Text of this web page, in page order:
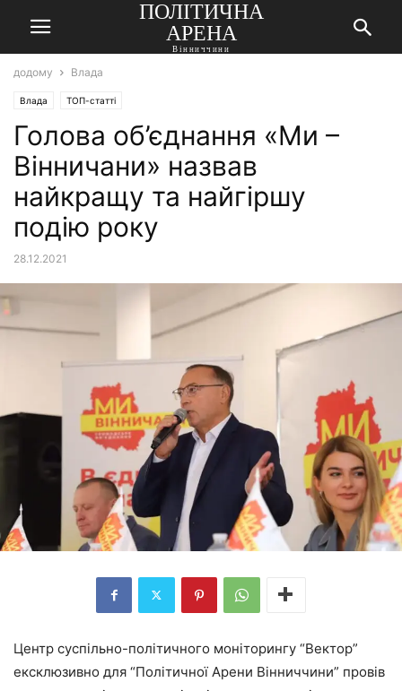
ПОЛІТИЧНА
АРЕНА
Вінниччини
додому Влада
Влада ТОП-статті
Голова об’єднання «Ми –
Вінничани» назвав
найкращу та найгіршу
подію року
28.12.2021
Центр суспільно-політичного моніторингу “Вектор”
ексклюзивно для “Політичної Арени Вінниччини” провів